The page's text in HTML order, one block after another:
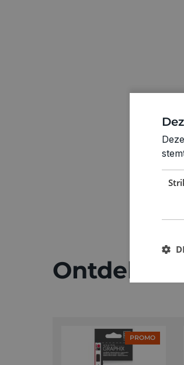
Ontdek
PROMO